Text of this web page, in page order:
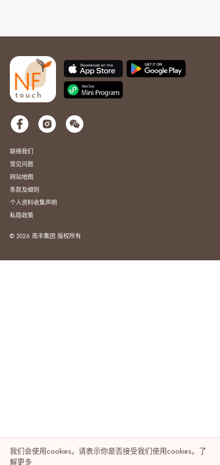
联络我们
常见问题
网站地图
条款及细则
个人资料收集声明
私隐政策
© 2026 南丰集团 版权所有
我们会使用cookies。请表示你是否接受我们使用cookies。了
解更多